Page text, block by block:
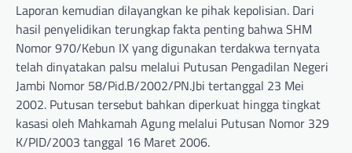
Laporan kemudian dilayangkan ke pihak kepolisian. Dari
hasil penyelidikan terungkap fakta penting bahwa SHM
Nomor 970/Kebun IX yang digunakan terdakwa ternyata
telah dinyatakan palsu melalui Putusan Pengadilan Negeri
Jambi Nomor 58/Pid.B/2002/PN.Jbi tertanggal 23 Mei
2002. Putusan tersebut bahkan diperkuat hingga tingkat
kasasi oleh Mahkamah Agung melalui Putusan Nomor 329
K/PID/2003 tanggal 16 Maret 2006.